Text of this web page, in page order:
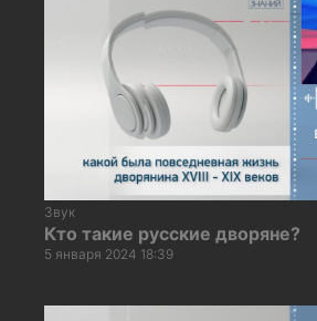
Звук
Кто такие русские дворяне?
5 января 2024 18:39